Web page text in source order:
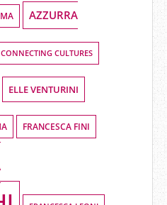
AZZURRA
CONNECTING CULTURES
ELLE VENTURINI
FRANCESCA FINI